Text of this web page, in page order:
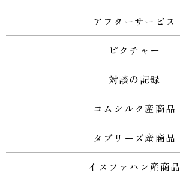
アフターサービス
ピクチャー
対談の記録
コムシルク産商品
タブリーズ産商品
イスファハン産商品